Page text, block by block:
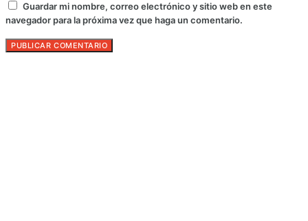
Guardar mi nombre, correo electrónico y sitio web en este
navegador para la próxima vez que haga un comentario.